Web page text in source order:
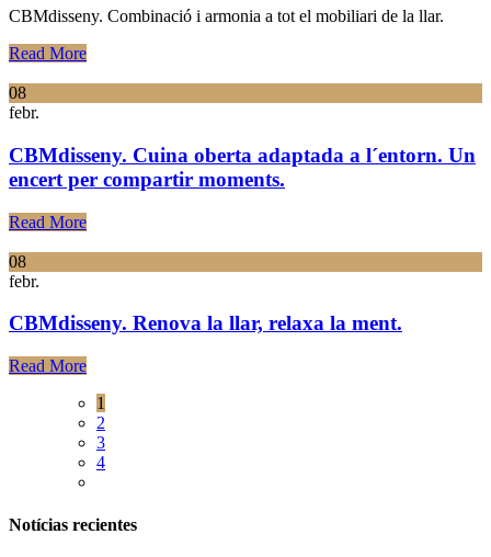
CBMdisseny. Combinació i armonia a tot el mobiliari de la llar.
Read More
08
febr.
CBMdisseny. Cuina oberta adaptada a l´entorn. Un
encert per compartir moments.
Read More
08
febr.
CBMdisseny. Renova la llar, relaxa la ment.
Read More
1
2
3
4
Notícias recientes